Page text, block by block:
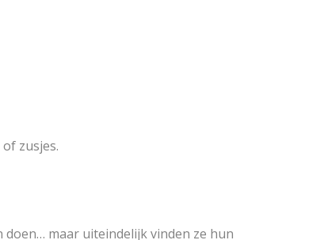
zusjes.
doen… maar uiteindelijk vinden ze hun